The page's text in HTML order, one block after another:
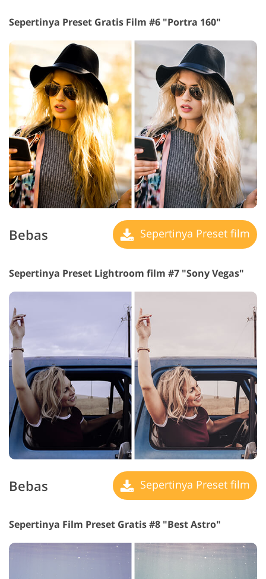
Sepertinya Preset Gratis Film #6 "Portra 160"
Bebas Sepertinya Preset film
Sepertinya Preset Lightroom film #7 "Sony Vegas"
Bebas Sepertinya Preset film
Sepertinya Film Preset Gratis #8 "Best Astro"